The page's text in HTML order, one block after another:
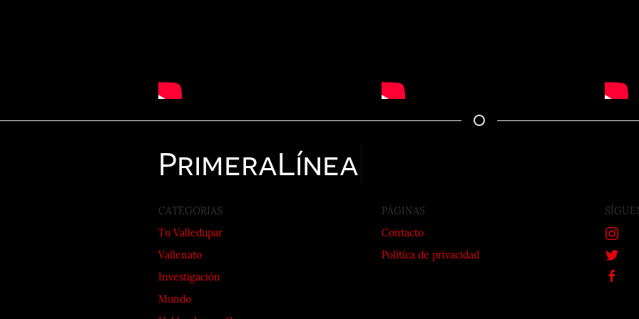
PrimeraLínea
CATEGORIAS
Tu Valledupar
Vallenato
Investigación
Mundo
PÁGINAS
Contacto
Política de privacidad